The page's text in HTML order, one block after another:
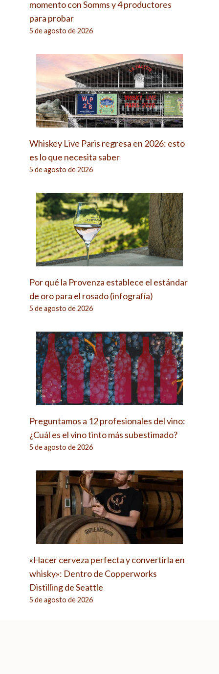
momento con Somms y 4 productores
para probar
5 de agosto de 2026
Whiskey Live Paris regresa en 2026: esto
es lo que necesita saber
5 de agosto de 2026
Por qué la Provenza establece el estándar
de oro para el rosado (infografía)
5 de agosto de 2026
Preguntamos a 12 profesionales del vino:
¿Cuál es el vino tinto más subestimado?
5 de agosto de 2026
«Hacer cerveza perfecta y convertirla en
whisky»: Dentro de Copperworks
Distilling de Seattle
5 de agosto de 2026